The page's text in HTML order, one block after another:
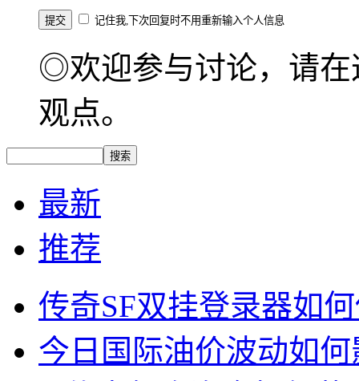
记住我,下次回复时不用重新输入个人信息
◎欢迎参与讨论，请在
观点。
最新
推荐
传奇SF双挂登录器如
今日国际油价波动如